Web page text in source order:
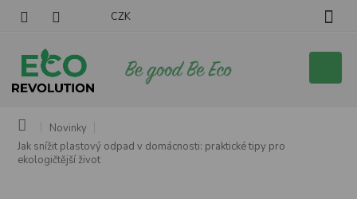
CZK
košík
Domů
Novinky
Jak snížit plastový odpad v domácnosti: praktické tipy pro
ekologičtější život